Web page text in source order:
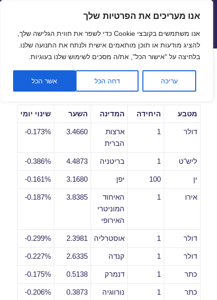
פתח
אנו מעריכים את הפרטיות שלך
אנו משתמשים בקובצי Cookie כדי לשפר את חווית הגלישה שלך,
להציג מודעות או תוכן מותאמים אישית ולנתח את התנועה שלנו.
בלחיצה על "אישור הכל", את/ה מסכים לשימוש שלנו בעוגיות.
עריכה דחה הכל אשר הכל
שערי חליפין יציגים – שער יציג
תפריטים
ווידג'טים
שערי חליפין יומיים לתאריך
24/12/2019
מטבע היחידה המדינה השער שינוי יומי
דולר 1
ארצות
הברית
3.4660
0.173%-
ליש"ט 1 בריטניה 4.4873
0.386%-
ין 100 יפן 3.1680
0.161%-
אירו 1
האיחוד
המוניטרי
האירופי
3.8385
0.187%-
דולר 1 אוסטרליה 2.3981
0.299%-
דולר 1 קנדה 2.6335
0.227%-
כתר 1 דנמרק 0.5138
0.175%-
כתר 1 נורווגיה 0.3873
0.206%-